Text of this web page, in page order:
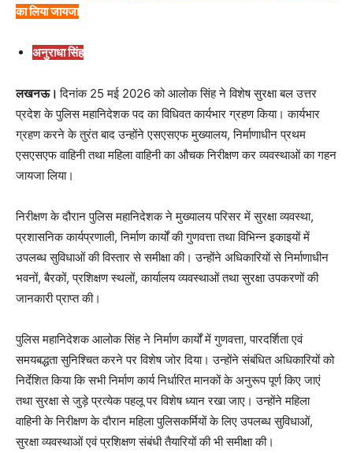
का लिया जायजा
अनुराधा सिंह
लखनऊ।दिनांक 25 मई 2026 को आलोक सिंह ने विशेष सुरक्षा बल उत्तर
प्रदेश के पुलिस महानिदेशक पद का विधिवत कार्यभार ग्रहण किया। कार्यभार
ग्रहण करने के तुरंत बाद उन्होंने एसएसएफ मुख्यालय, निर्माणाधीन प्रथम
एसएसएफ वाहिनी तथा महिला वाहिनी का औचक निरीक्षण कर व्यवस्थाओं का गहन
जायजा लिया।
निरीक्षण के दौरान पुलिस महानिदेशक ने मुख्यालय परिसर में सुरक्षा व्यवस्था,
प्रशासनिक कार्यप्रणाली, निर्माण कार्यों की गुणवत्ता तथा विभिन्न इकाइयों में
उपलब्ध सुविधाओं की विस्तार से समीक्षा की। उन्होंने अधिकारियों से निर्माणाधीन
भवनों, बैरकों, प्रशिक्षण स्थलों, कार्यालय व्यवस्थाओं तथा सुरक्षा उपकरणों की
जानकारी प्राप्त की।
पुलिस महानिदेशक आलोक सिंह ने निर्माण कार्यों में गुणवत्ता, पारदर्शिता एवं
समयबद्धता सुनिश्चित करने पर विशेष जोर दिया। उन्होंने संबंधित अधिकारियों को
निर्देशित किया कि सभी निर्माण कार्य निर्धारित मानकों के अनुरूप पूर्ण किए जाएं
तथा सुरक्षा से जुड़े प्रत्येक पहलू पर विशेष ध्यान रखा जाए। उन्होंने महिला
वाहिनी के निरीक्षण के दौरान महिला पुलिसकर्मियों के लिए उपलब्ध सुविधाओं,
सुरक्षा व्यवस्थाओं एवं प्रशिक्षण संबंधी तैयारियों की भी समीक्षा की।